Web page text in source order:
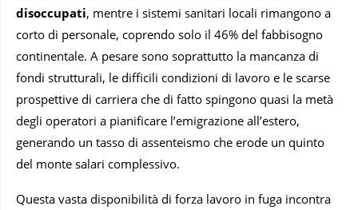
disoccupati, mentre i sistemi sanitari locali rimangono a
corto di personale, coprendo solo il 46% del fabbisogno
continentale. A pesare sono soprattutto la mancanza di
fondi strutturali, le difficili condizioni di lavoro e le scarse
prospettive di carriera che di fatto spingono quasi la metà
degli operatori a pianificare l’emigrazione all’estero,
generando un tasso di assenteismo che erode un quinto
del monte salari complessivo.
Questa vasta disponibilità di forza lavoro in fuga incontra